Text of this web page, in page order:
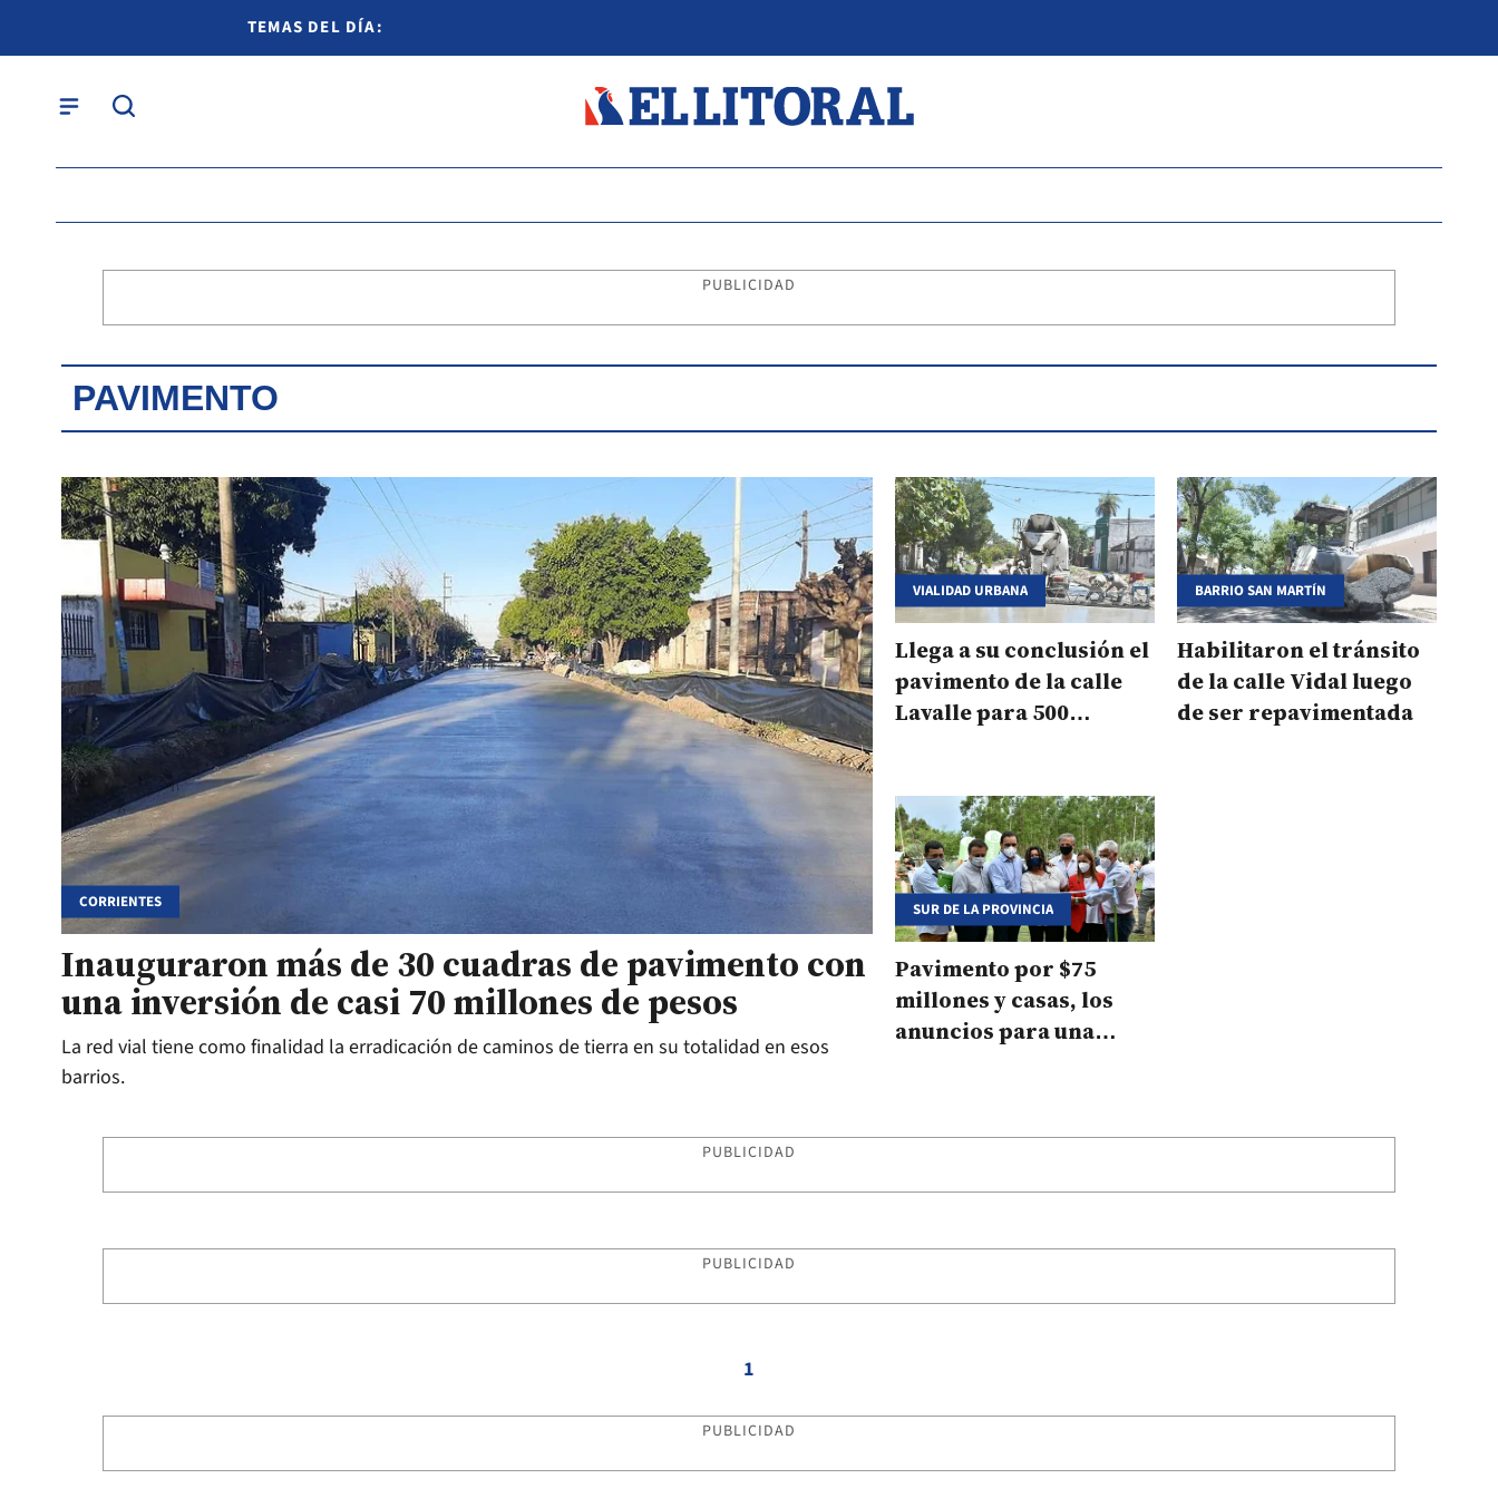
TEMAS DEL DÍA:
PUBLICIDAD
PAVIMENTO
CORRIENTES
Inauguraron más de 30 cuadras de pavimento con
una inversión de casi 70 millones de pesos
La red vial tiene como finalidad la erradicación de caminos de tierra en su totalidad en esos
barrios.
VIALIDAD URBANA
Llega a su conclusión el
pavimento de la calle
Lavalle para 500
BARRIO SAN MARTÍN
Habilitaron el tránsito
de la calle Vidal luego
de ser repavimentada
SUR DE LA PROVINCIA
Pavimento por $75
millones y casas, los
anuncios para una
PUBLICIDAD
PUBLICIDAD
1
PUBLICIDAD